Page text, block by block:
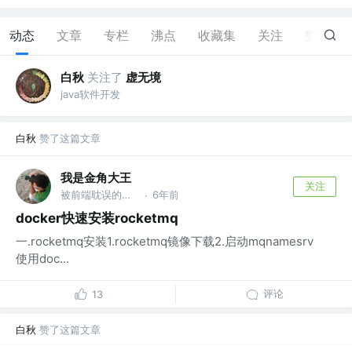
动态 文章 专栏 沸点 收藏集 关注 23
白秋 关注了 虚无境
java软件开发
白秋 赞了这篇文章
我是金角大王
被前端耽误的后端 @sbi · 6年前
关注
docker快速安装rocketmq
一.rocketmq安装1.rocketmq镜像下载2.启动mqnamesrv
使用doc...
13 评论
白秋 赞了这篇文章